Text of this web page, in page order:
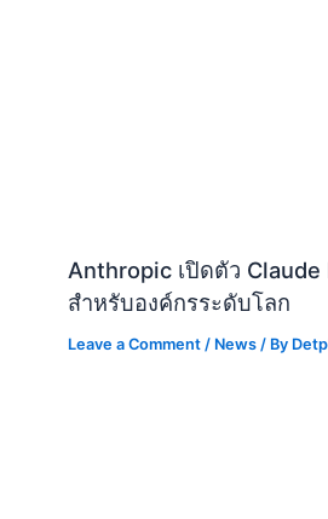
Anthropic เปิดตัว
สำหรับองค์กรระดับโลก
Leave a Comment / News / By